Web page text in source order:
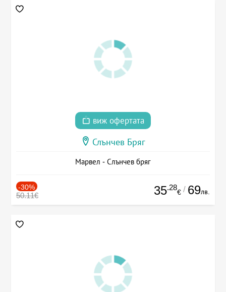
виж офертата
Слънчев Бряг
Марвел - Слънчев бряг
-30%
50.11€ 35.28
€ / 69лв.